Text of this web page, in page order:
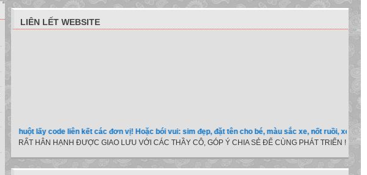
LIÊN LẾT WEBSITE
lấy code liên kết các đơn vị! Hoặc bói vui: sim đẹp, đặt tên cho bé, màu sắc xe, nốt ruồi, xem tuổi.v.v.v )
RẤT HÂN HẠNH ĐƯỢC GIAO LƯU VỚI CÁC THẦY CÔ, GÓP Ý CHIA SẺ ĐỂ CÙNG PHÁT TRIỂN !